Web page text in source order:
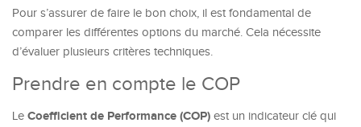
Pour s’assurer de faire le bon choix, il est fondamental de
comparer les différentes options du marché. Cela nécessite
d’évaluer plusieurs critères techniques.
Prendre en compte le COP
Le Coefficient de Performance (COP) est un indicateur clé qui